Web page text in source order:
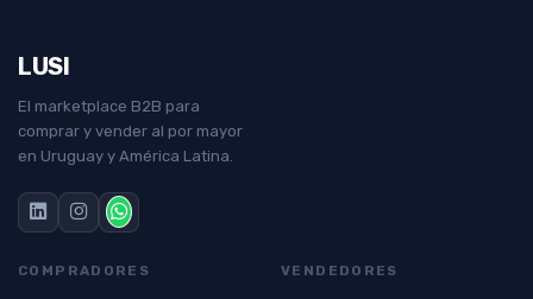
LUSI
El marketplace B2B para
comprar y vender al por mayor
en Uruguay y América Latina.
COMPRADORES VENDEDORES